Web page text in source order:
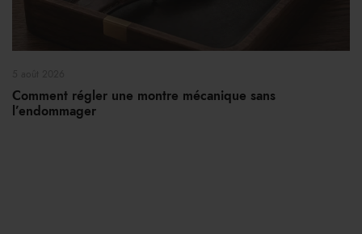
Comment régler une montre mécanique sans
l’endommager